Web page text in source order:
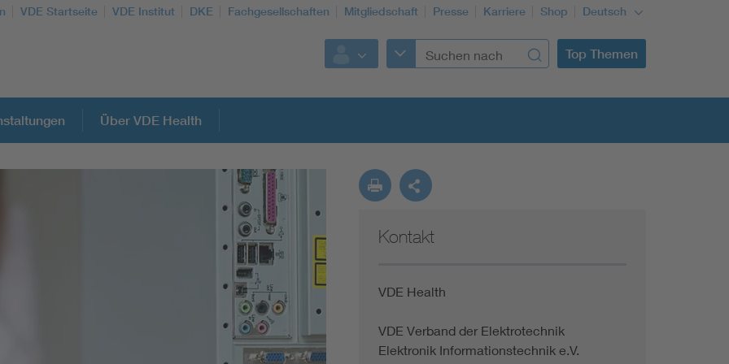
VDE Startseite VDE Institut DKE Fachgesellschaften Mitgliedschaft Presse Karriere Shop Deutsch
Top Themen
Building Services Engineering
Information and communications technology ICT
Education + profession
Über VDE Health
Kontakt
VDE Health
VDE Verband der Elektrotechnik
Elektronik Informationstechnik e.V.